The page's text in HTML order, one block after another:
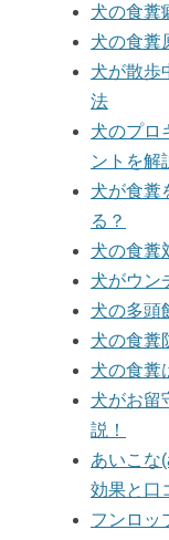
犬の食糞
犬の食糞
犬が散歩
法
犬のプロ
ントを解
犬が食糞
る？
犬の食糞
犬がウン
犬の多頭
犬の食糞
犬の食糞
犬がお留
説！
あいこな
効果と口
フンロッ